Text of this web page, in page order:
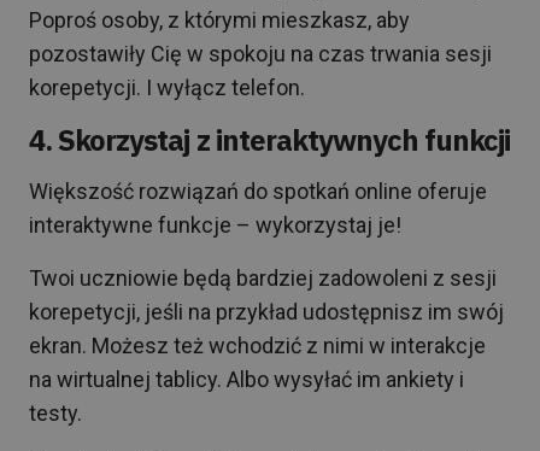
Poproś osoby, z którymi mieszkasz, aby
pozostawiły Cię w spokoju na czas trwania sesji
korepetycji. I wyłącz telefon.
4. Skorzystaj z interaktywnych funkcji
Większość rozwiązań do spotkań online oferuje
interaktywne funkcje – wykorzystaj je!
Twoi uczniowie będą bardziej zadowoleni z sesji
korepetycji, jeśli na przykład udostępnisz im swój
ekran. Możesz też wchodzić z nimi w interakcje
na wirtualnej tablicy. Albo wysyłać im ankiety i
testy.